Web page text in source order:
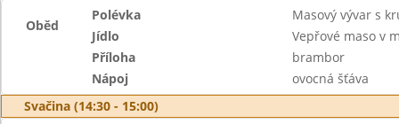
Oběd
Polévka
Masový vývar s
Jídlo
Vepřové maso v
Příloha
brambor
Nápoj
ovocná šťáva
Svačina (14:30 - 15:00)